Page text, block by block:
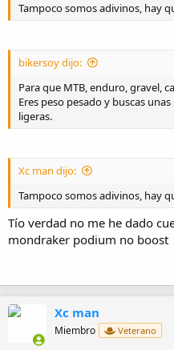
Tampoco somos adivinos, hay
bikersoy dijo:
Para que MTB, enduro, gravel,
Eres peso pesado y buscas
ligeras.
Xc man dijo:
Tampoco somos adivinos, hay
Tío verdad no me he dado
mondraker podium no boost
Xc man
Miembro Veterano